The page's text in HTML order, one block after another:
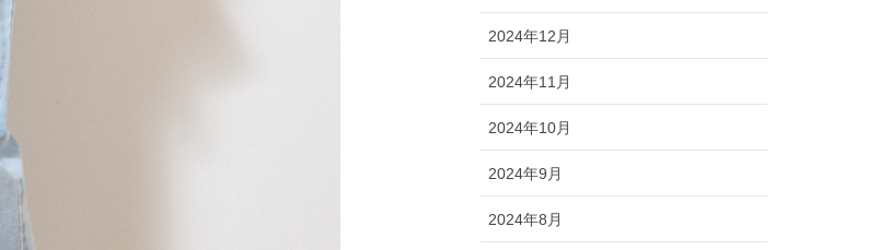
2024年12月
2024年11月
2024年10月
2024年9月
2024年8月